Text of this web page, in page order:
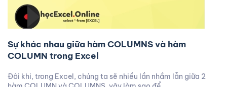
Sự khác nhau giữa hàm COLUMNS và hàm
COLUMN trong Excel
Đôi khi, trong Excel, chúng ta sẽ nhiều lần nhầm lẫn giữa 2